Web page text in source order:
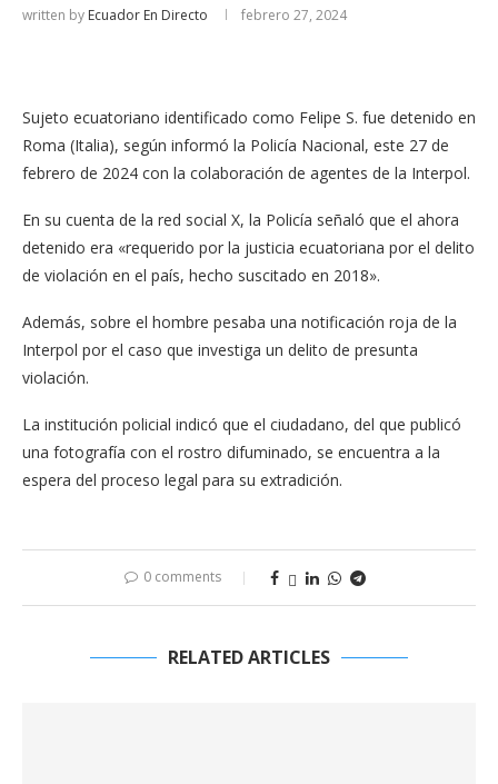
written by Ecuador En Directo febrero 27, 2024
Sujeto ecuatoriano identificado como Felipe S. fue detenido en
Roma (Italia), según informó la Policía Nacional, este 27 de
febrero de 2024 con la colaboración de agentes de la Interpol.
En su cuenta de la red social X, la Policía señaló que el ahora
detenido era «requerido por la justicia ecuatoriana por el delito
de violación en el país, hecho suscitado en 2018».
Además, sobre el hombre pesaba una notificación roja de la
Interpol por el caso que investiga un delito de presunta
violación.
La institución policial indicó que el ciudadano, del que publicó
una fotografía con el rostro difuminado, se encuentra a la
espera del proceso legal para su extradición.
0 comments
RELATED ARTICLES